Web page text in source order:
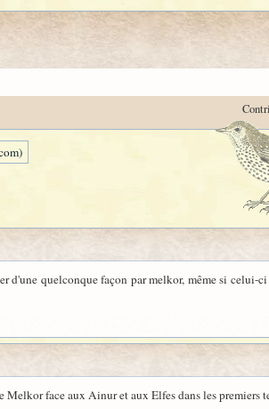
quelconque façon par melkor, même si celui-ci
Melkor face aux Ainur et aux Elfes dans les premiers